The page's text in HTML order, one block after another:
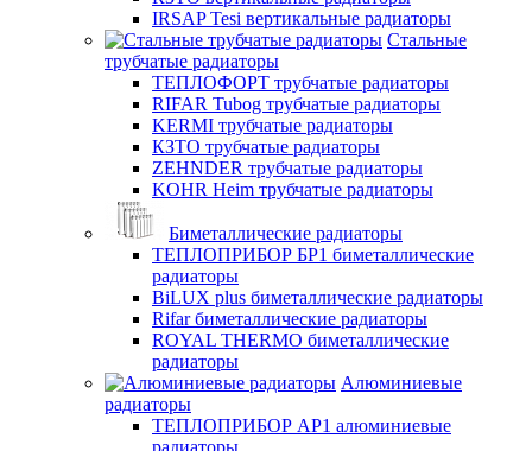
IRSAP Tesi вертикальные радиаторы
Стальные
трубчатые радиаторы
ТЕПЛОФОРТ трубчатые радиаторы
RIFAR Tubog трубчатые радиаторы
KERMI трубчатые радиаторы
КЗТО трубчатые радиаторы
ZEHNDER трубчатые радиаторы
KOHR Heim трубчатые радиаторы
Биметаллические радиаторы
ТЕПЛОПРИБОР БР1 биметаллические
радиаторы
BiLUX plus биметаллические радиаторы
Rifar биметаллические радиаторы
ROYAL THERMO биметаллические
радиаторы
Алюминиевые
радиаторы
ТЕПЛОПРИБОР АР1 алюминиевые
радиаторы